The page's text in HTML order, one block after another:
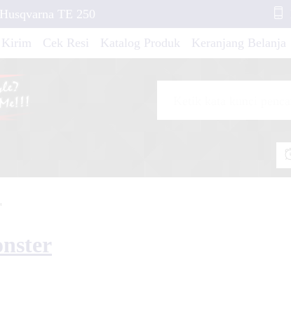
TE 250
Tradisional
N Red Shadow
Kirim Cek Resi Katalog Produk Keranjang Belanja